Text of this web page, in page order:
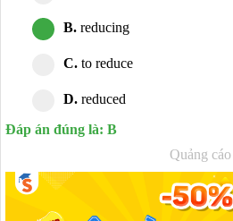
B. reducing
C. to reduce
D. reduced
Đáp án đúng là: B
Quảng cáo